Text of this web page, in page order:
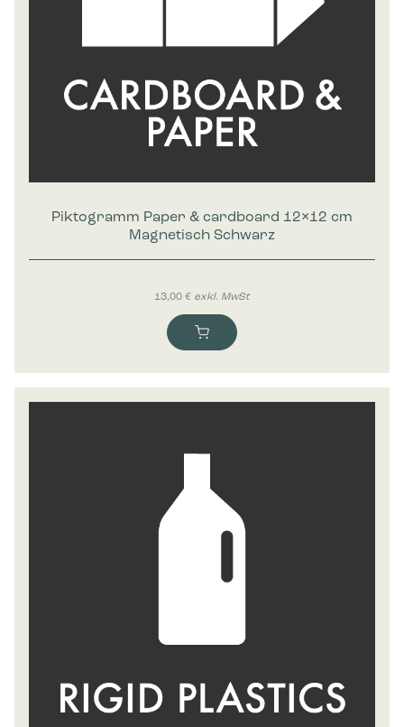
Piktogramm Paper & cardboard 12×12 cm
Magnetisch Schwarz
13,00 € exkl. MwSt